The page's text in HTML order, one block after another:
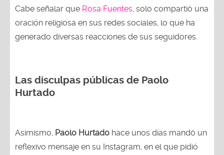
Cabe señalar que Rosa Fuentes , solo compartió una
oración religiosa en sus redes sociales, lo que ha
generado diversas reacciones de sus seguidores.
Las disculpas públicas de Paolo
Hurtado
Asimismo, Paolo Hurtado hace unos días mandó un
reflexivo mensaje en su Instagram, en el que pidió